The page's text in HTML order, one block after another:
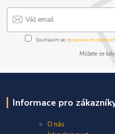
Souhlasím se zpracováním
Můžete se
Informace pro
O nás